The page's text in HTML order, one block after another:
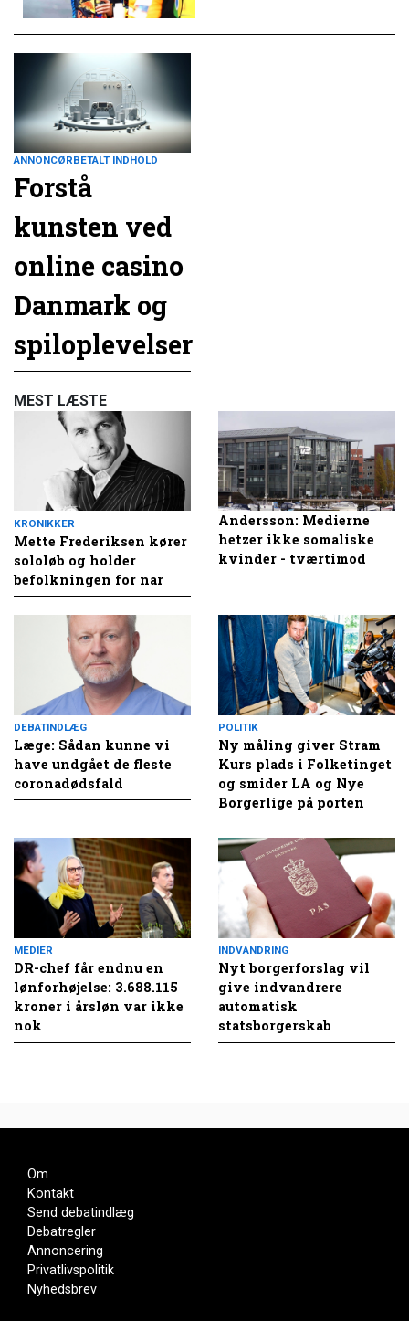
ANNONCØRBETALT INDHOLD
Forstå
kunsten ved
online casino
Danmark og
spiloplevelser
MEST LÆSTE
KRONIKKER
Mette Frederiksen kører
sololøb og holder
befolkningen for nar
Andersson: Medierne
hetzer ikke somaliske
kvinder - tværtimod
DEBATINDLÆG
Læge: Sådan kunne vi
have undgået de fleste
coronadødsfald
POLITIK
Ny måling giver Stram
Kurs plads i Folketinget
og smider LA og Nye
Borgerlige på porten
MEDIER
DR-chef får endnu en
lønforhøjelse: 3.688.115
kroner i årsløn var ikke
nok
INDVANDRING
Nyt borgerforslag vil
give indvandrere
automatisk
statsborgerskab
Om
Kontakt
Send debatindlæg
Debatregler
Annoncering
Privatlivspolitik
Nyhedsbrev